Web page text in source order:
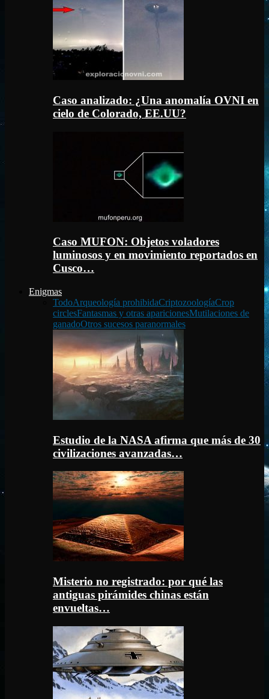
Caso analizado: ¿Una anomalía OVNI en
cielo de Colorado, EE.UU?
Caso MUFON: Objetos voladores
luminosos y en movimiento reportados en
Cusco…
Enigmas
TodoArqueología prohibidaCriptozoologíaCrop
circlesFantasmas y otras aparicionesMutilaciones de
ganadoOtros sucesos paranormales
Estudio de la NASA afirma que más de 30
civilizaciones avanzadas…
Misterio no registrado: por qué las
antiguas pirámides chinas están
envueltas…